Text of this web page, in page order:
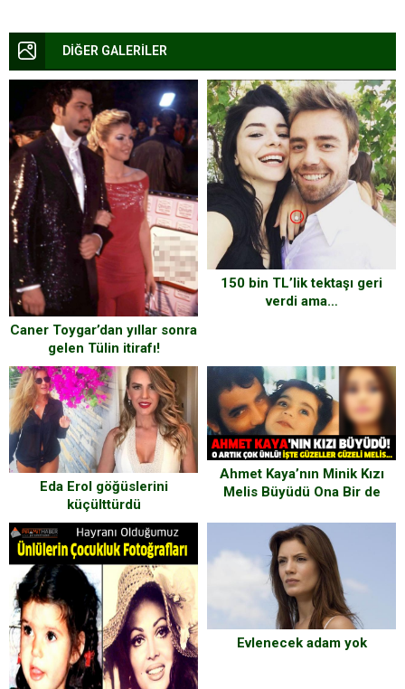
DİĞER GALERİLER
Caner Toygar’dan yıllar sonra
gelen Tülin itirafı!
150 bin TL’lik tektaşı geri
verdi ama…
Eda Erol göğüslerini
küçülttürdü
Ahmet Kaya’nın Minik Kızı
Melis Büyüdü Ona Bir de
Evlenecek adam yok